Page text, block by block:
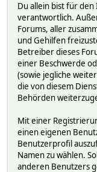
Du allein bist für
verantwortlich.
Forums, aller
und Gehilfen
Betreiber dieses
einer Beschwerde
(sowie jegliche
die von diesem
Behörden
Mit einer
einen eigenen
Benutzerprofil
Namen zu wählen.
anderen Benutzers